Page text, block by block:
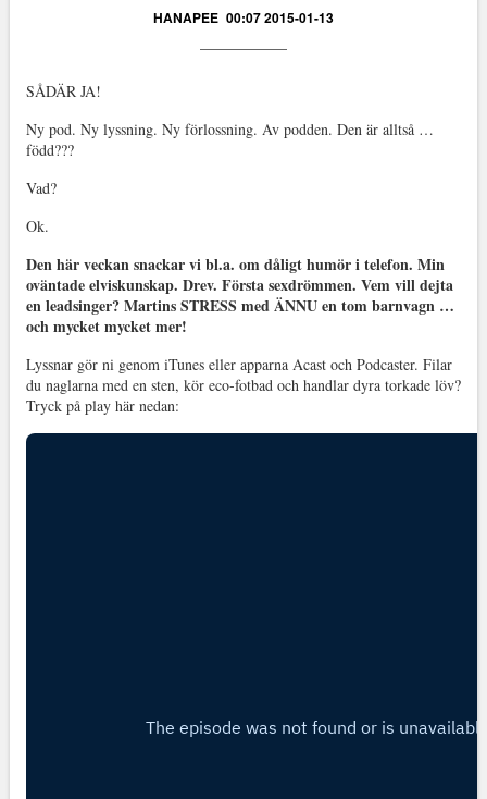
HANAPEE 00:07 2015-01-13
SÅDÄR JA!
Ny pod. Ny lyssning. Ny förlossning. Av podden. Den är alltså …
född???
Vad?
Ok.
Den här veckan snackar vi bl.a. om dåligt humör i telefon. Min
oväntade elviskunskap. Drev. Första sexdrömmen. Vem vill dejta
en leadsinger? Martins STRESS med ÄNNU en tom barnvagn …
och mycket mycket mer!
Lyssnar gör ni genom iTunes eller apparna Acast och Podcaster. Filar
du naglarna med en sten, kör eco-fotbad och handlar dyra torkade löv?
Tryck på play här nedan: